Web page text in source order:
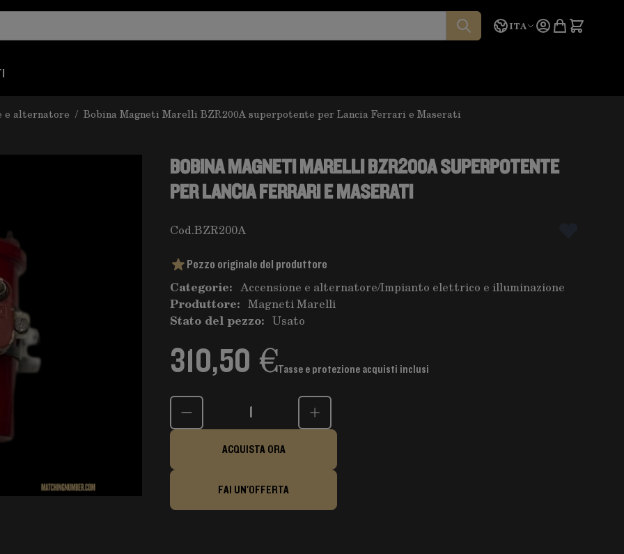
Lingua
ITA Preventivo
e alternatore / Bobina Magneti Marelli BZR200A superpotente per Lancia Ferrari e Maserati
BOBINA MAGNETI MARELLI BZR200A SUPERPOTENTE
PER LANCIA FERRARI E MASERATI
Cod.BZR200A
Pezzo originale del produttore
Categorie: Accensione e alternatore/Impianto elettrico e illuminazione
Produttore: Magneti Marelli
Stato del pezzo: Usato
310,50 €Tasse e protezione acquisti inclusi
Quantità
ACQUISTA ORA
FAI UN'OFFERTA